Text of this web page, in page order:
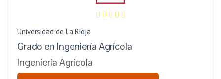
Universidad de La Rioja
Grado en Ingeniería Agrícola
Ingeniería Agrícola